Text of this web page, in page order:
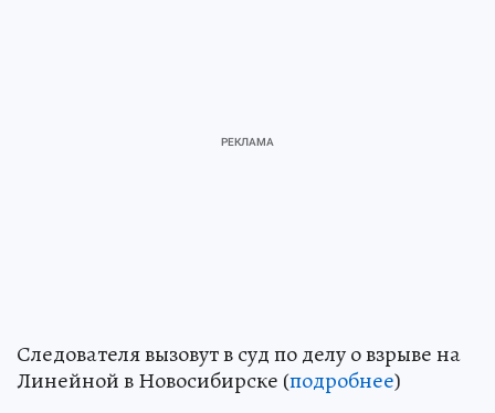
Следователя вызовут в суд по делу о взрыве на
Линейной в Новосибирске (подробнее)